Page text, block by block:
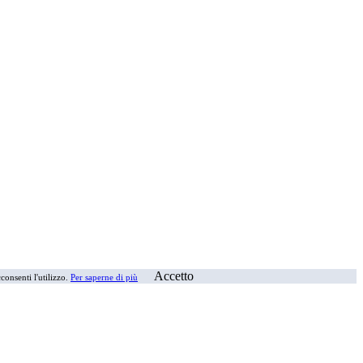
l'utilizzo. Per saperne di più Accetto